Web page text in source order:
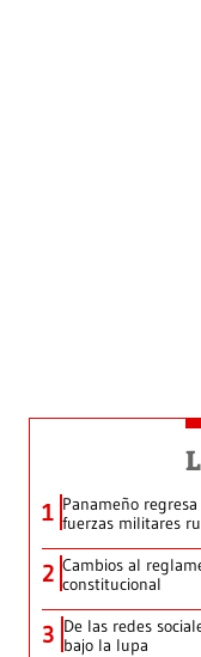
1 Panameño
fuerzas militares
2 Cambios al
constitucional
3 De las redes
bajo la lupa